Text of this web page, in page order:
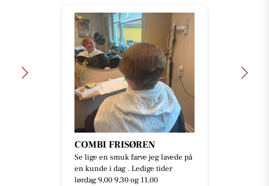
COMBI FRISØREN
Se lige en smuk farve jeg lavede på
en kunde i dag . Ledige tider
lørdag 9,00 9,30 og 11,00